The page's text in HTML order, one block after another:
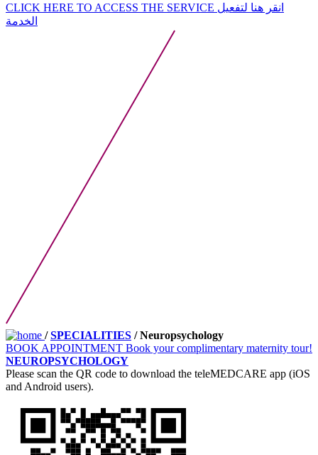
CLICK HERE TO ACCESS THE SERVICE انقر هنا لتفعيل
الخدمة
/SPECIALITIES / Neuropsychology
BOOK APPOINTMENT Book your complimentary maternity tour!
NEUROPSYCHOLOGY
Please scan the QR code to download the teleMEDCARE app (iOS
and Android users).